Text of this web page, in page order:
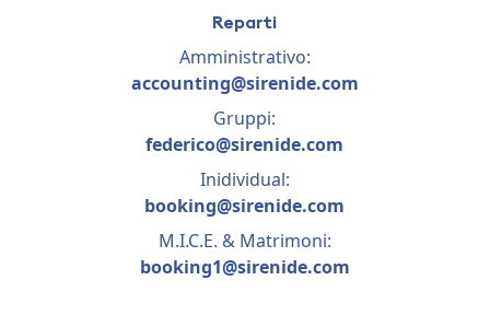
Reparti
Amministrativo:
accounting@sirenide.com
Gruppi:
federico@sirenide.com
Inidividual:
booking@sirenide.com
M.I.C.E. & Matrimoni:
booking1@sirenide.com